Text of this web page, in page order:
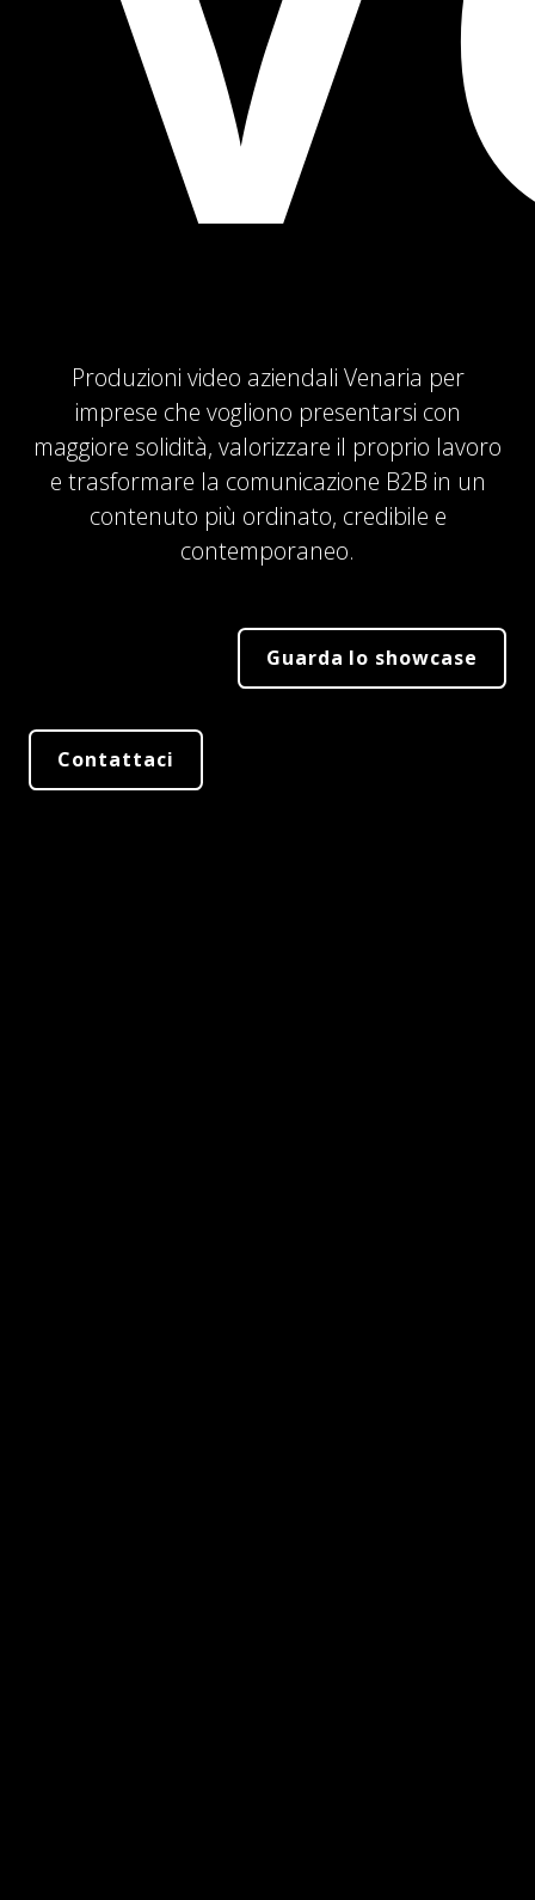
Produzioni video aziendali Venaria per
imprese che vogliono presentarsi con
maggiore solidità, valorizzare il proprio lavoro
e trasformare la comunicazione B2B in un
contenuto più ordinato, credibile e
contemporaneo.
Guarda lo showcase
Contattaci